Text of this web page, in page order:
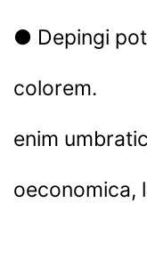
● Depingi
colorem.
enim
oeconomica,